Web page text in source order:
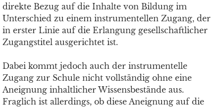
direkte Bezug auf die Inhalte von Bildung im
Unterschied zu einem instrumentellen Zugang, der
in erster Linie auf die Erlangung gesellschaftlicher
Zugangstitel ausgerichtet ist.
Dabei kommt jedoch auch der instrumentelle
Zugang zur Schule nicht vollständig ohne eine
Aneignung inhaltlicher Wissensbestände aus.
Fraglich ist allerdings, ob diese Aneignung auf die